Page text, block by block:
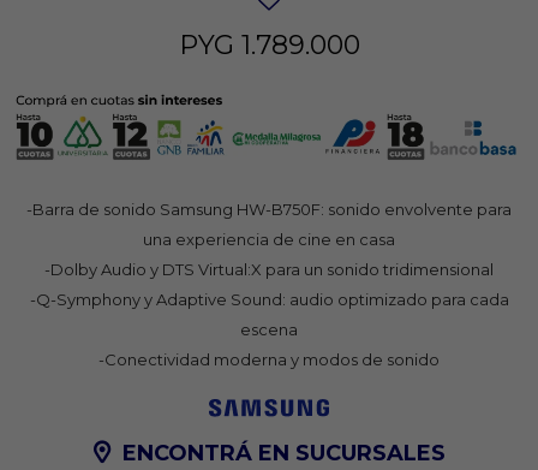
PYG 1.789.000
-Barra de sonido Samsung HW-B750F: sonido envolvente para
una experiencia de cine en casa
-Dolby Audio y DTS Virtual:X para un sonido tridimensional
-Q-Symphony y Adaptive Sound: audio optimizado para cada
escena
-Conectividad moderna y modos de sonido
ENCONTRÁ EN SUCURSALES